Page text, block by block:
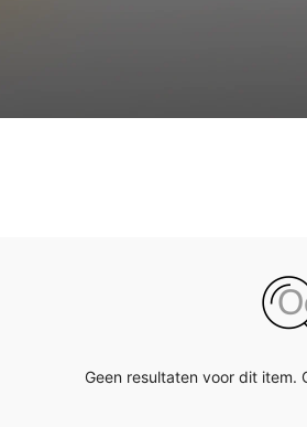
Geen resultaten voor dit item.